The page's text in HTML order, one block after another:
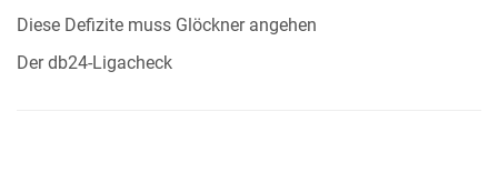
Diese Defizite muss Glöckner angehen
Der db24-Ligacheck